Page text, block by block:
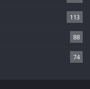
113
88
74